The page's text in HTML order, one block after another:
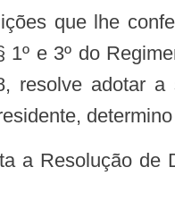
e 3º do
resolve adotar a